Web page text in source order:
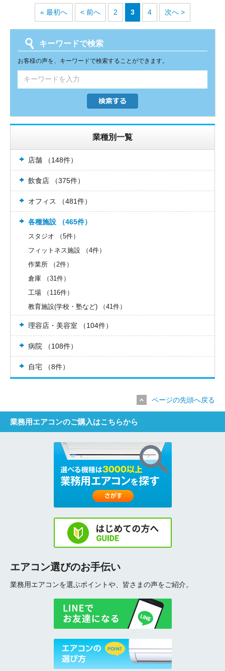
統と、大きな工事のご依頼を頂きまし
た。全ての項目で最高の評価を頂き、
お客様にご満足頂けたこと嬉しく思い
ます。これからも全てのお客様にご満
エアコンの調子はいかがでしょうか？
弊社ではお取り付けしたエアコンのメ
ンテナンスやクリーニングなども承っ
ております。今後お使い頂く中で何か
ご相談ください。今後ともエアコンコ
« 最初へ < 前へ 2 3 4 次へ >
キーワードで検索
お客様の声を、キーワードで検索することができます。
業種別一覧
店舗 （148件）
飲食店 （375件）
オフィス （481件）
各種施設 （465件）
スタジオ （5件）
フィットネス施設 （4件）
作業所 （2件）
倉庫 （31件）
工場 （116件）
教育施設(学校・塾など) （41件）
理容店・美容室 （104件）
病院 （108件）
自宅 （8件）
ページの先頭へ戻る
業務用エアコンのご購入はこちらから
エアコン選びのお手伝い
業務用エアコンを選ぶポイントや、皆さまの声をご紹介。